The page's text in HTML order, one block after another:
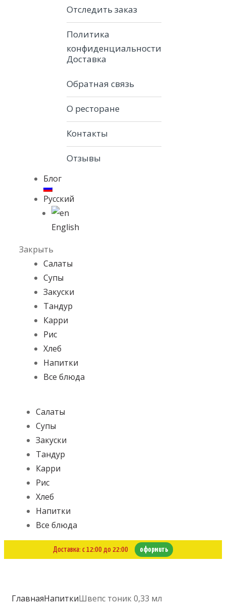
Отследить заказ
Политика
конфиденциальности
Доставка
Обратная связь
О ресторане
Контакты
Отзывы
Блог
Русский
English
Закрыть
Салаты
Супы
Закуски
Тандур
Карри
Рис
Хлеб
Напитки
Все блюда
Салаты
Супы
Закуски
Тандур
Карри
Рис
Хлеб
Напитки
Все блюда
Доставка: с 12:00 до 22:00 оформить
ГлавнаяНапиткиШвепс тоник 0,33 мл